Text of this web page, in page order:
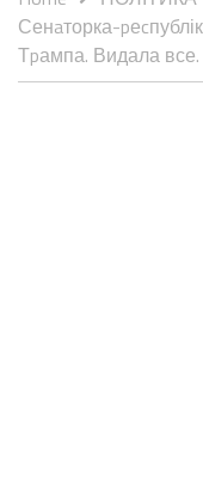
Сенaторка-
Тpампа. Видала